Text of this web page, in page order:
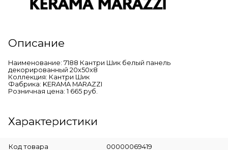
Описание
Наименование: 7188 Кантри Шик белый панель
декорированный 20х50х8
Коллекция: Кантри Шик
Фабрика: KERAMA MARAZZI
Розничная цена: 1 665 руб.
Характеристики
Код товара 00000069419